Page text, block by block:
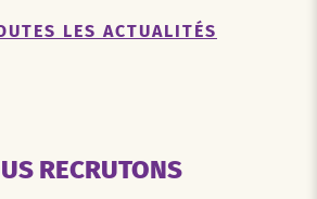
LES ACTUALITÉS
RECRUTONS